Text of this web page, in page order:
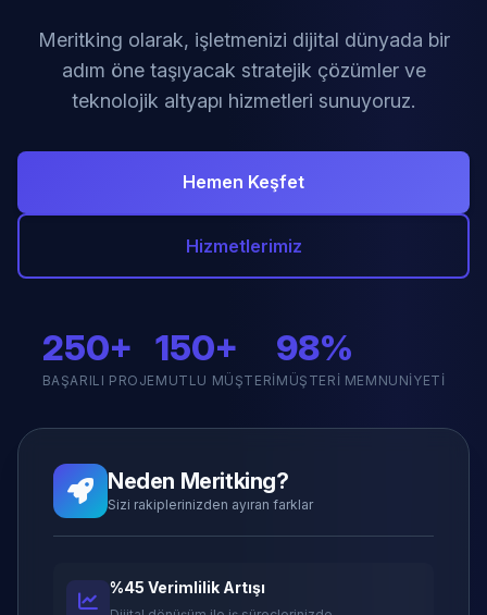
Meritking olarak, işletmenizi dijital dünyada bir
adım öne taşıyacak stratejik çözümler ve
teknolojik altyapı hizmetleri sunuyoruz.
Hemen Keşfet
Hizmetlerimiz
250+
BAŞARILI PROJE
150+
MUTLU MÜŞTERI
98%
MÜŞTERI MEMNUNIYETI
Neden Meritking?
Sizi rakiplerinizden ayıran farklar
%45 Verimlilik Artışı